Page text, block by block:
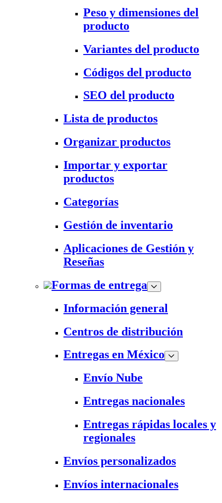
Peso y dimensiones del
producto
Variantes del producto
Códigos del producto
SEO del producto
Lista de productos
Organizar productos
Importar y exportar
productos
Categorías
Gestión de inventario
Aplicaciones de Gestión y
Reseñas
Formas de entrega
Información general
Centros de distribución
Entregas en México
Envío Nube
Entregas nacionales
Entregas rápidas locales y
regionales
Envíos personalizados
Envíos internacionales